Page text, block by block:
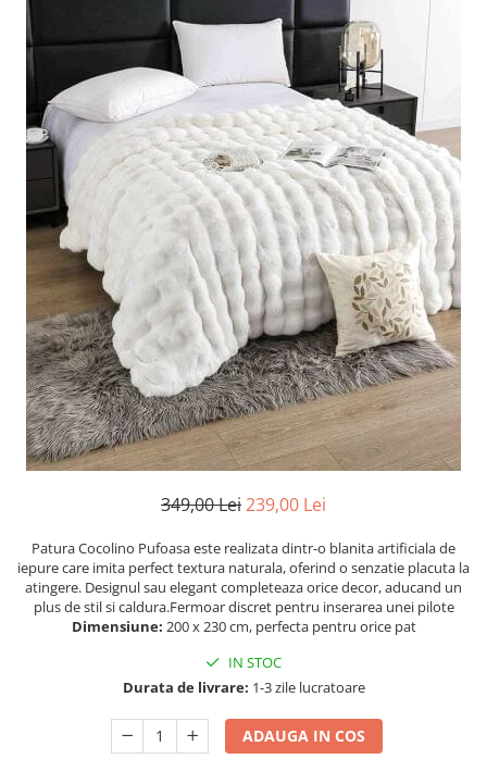
Cearceaf cu elastic
Cearceaf normal
Lenjerii De Pat Creponate
Lenjerii De Pat Bumbac Poplin 2
Persoane
Lenjerii De Pat Bumbac Poplin,
Matlasate, 2 Persoane
Lenjerii De Pat Bumbac Satinat 2
Persoane
Lenjerii De Pat Volanase
Lenjerii De Pat, Finet Premium 3D,
2 Persoane
Lenjerii De Pat Jacquard
Lenjerii De Pat Catifea
Lenjerii De Pat Cocolino
Set Lenjerie De Pat Blana
Set Lenjerie Pat Blanita Iepure, 6
Lenjerii De Pat Premium Collection
Set Lenjerie De Pat, 7 Piese, Cu
Pilota / Cuvertura Inclusa
Set Lenjerie De Pat Jacquard Regal,
11 Piese, Cuvertura Inclusa
Lenjerii Damasc Egiptean King Size
Lenjerii De Pat, Finet Premium, 1
349,00 Lei239,00 Lei
Patura Cocolino Pufoasa este realizata dintr-o blanita artificiala de
iepure care imita perfect textura naturala, oferind o senzatie placuta la
atingere. Designul sau elegant completeaza orice decor, aducand un
plus de stil si caldura.Fermoar discret pentru inserarea unei pilote
Dimensiune: 200 x 230 cm, perfecta pentru orice pat
IN STOC
Durata de livrare: 1-3 zile lucratoare
ADAUGA IN COS